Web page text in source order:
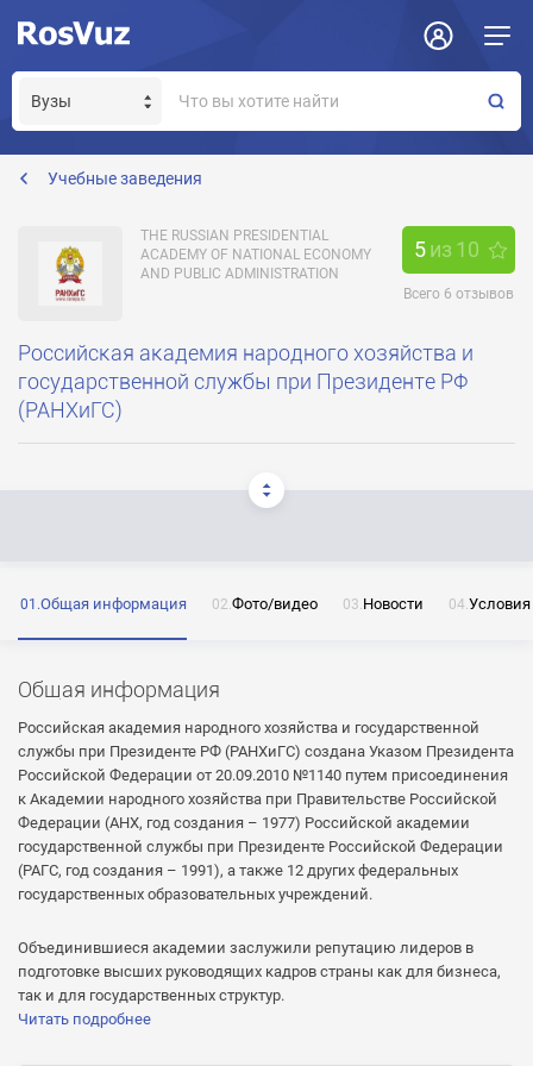
Учебные заведения
THE RUSSIAN PRESIDENTIAL
ACADEMY OF NATIONAL ECONOMY
AND PUBLIC ADMINISTRATION
5из 10
Всего 6 отзывов
Российская академия народного хозяйства и
государственной службы при Президенте РФ
(РАНХиГС)
Общая информация Фото/видео Новости
Общая информация
Российская академия народного хозяйства и государственной
службы при Президенте РФ (РАНХиГС) создана Указом Президента
Российской Федерации от 20.09.2010 №1140 путем присоединения
к Академии народного хозяйства при Правительстве Российской
Федерации (АНХ, год создания – 1977) Российской академии
государственной службы при Президенте Российской Федерации
(РАГС, год создания – 1991), а также 12 других федеральных
государственных образовательных учреждений.
Объединившиеся академии заслужили репутацию лидеров в
подготовке высших руководящих кадров страны как для бизнеса,
так и для государственных структур.
Читать подробнее
information@ranepa.ru
ОТПРАВИТЬ
Нажимая на кнопку «Отправить» я даю согласие
ОТПРАВИТЬ
на обработку моих персональных данных
ОТПРАВИТЬ
Нажимая на кнопку «Отправить» я даю согласие
на обработку моих персональных данных